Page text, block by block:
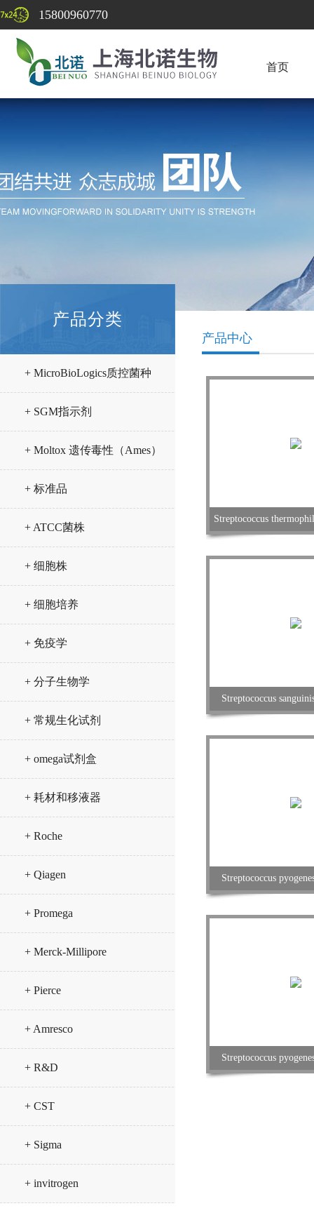
15800960770
首页
产品分类
+ MicroBioLogics质控菌种
+ SGM指示剂
+ Moltox 遗传毒性（Ames）
试验试剂
+ 标准品
+ ATCC菌株
+ 细胞株
+ 细胞培养
+ 免疫学
+ 分子生物学
+ 常规生化试剂
+ omega试剂盒
+ 耗材和移液器
+ Roche
+ Qiagen
+ Promega
+ Merck-Millipore
+ Pierce
+ Amresco
+ R&D
+ CST
+ Sigma
+ invitrogen
产品中心
Streptococcus
Streptococcus
Streptococcus
Streptococcus